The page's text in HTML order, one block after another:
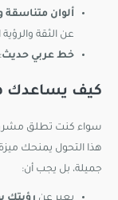
ألوان متناسقة
عن الثقة
خط عربي حديث
كيف يساعدك
سواء كنت تطلق
هذا التحول يمنحك
جميلة، بل يجب أن: